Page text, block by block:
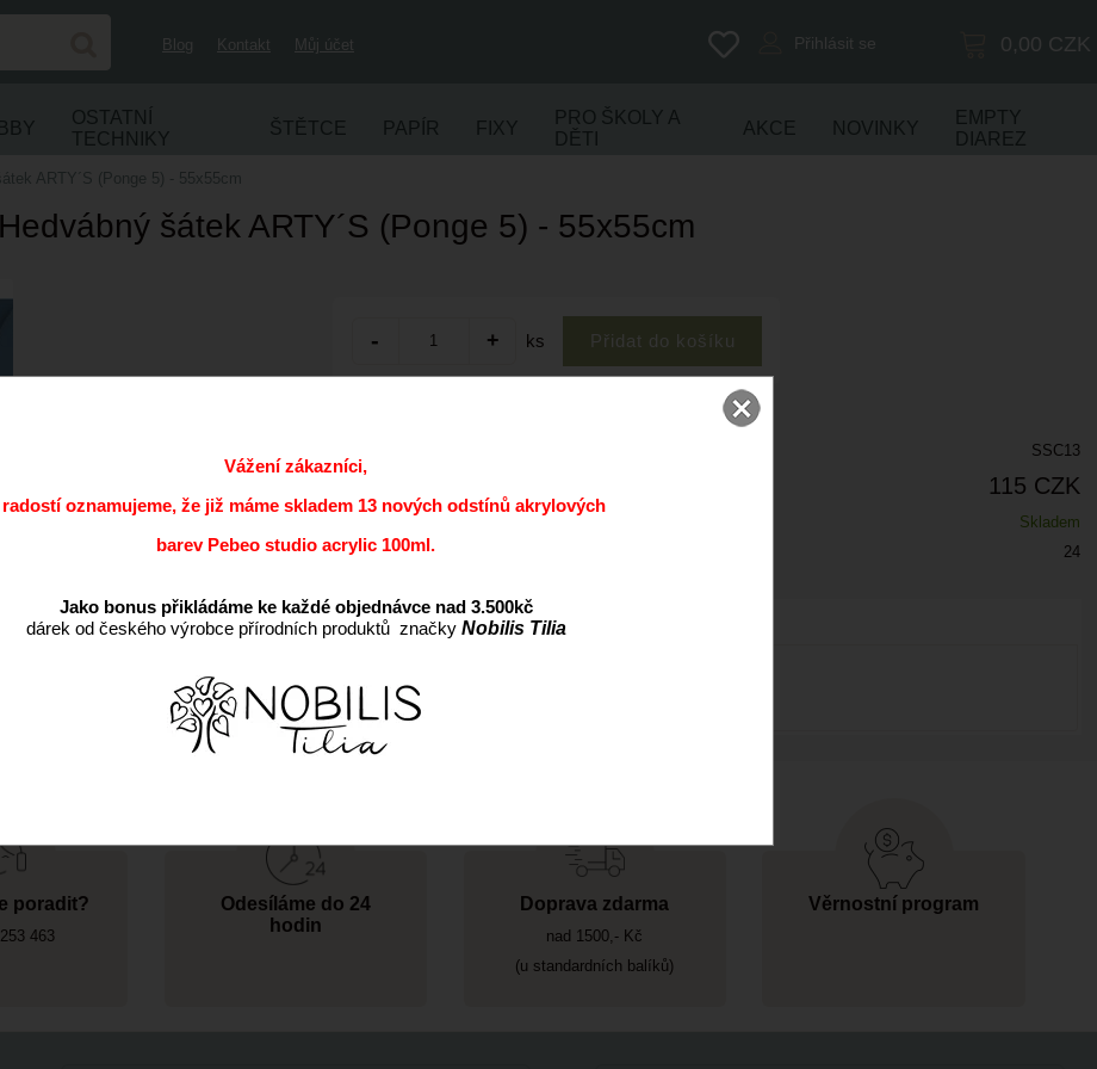
Blog Kontakt Můj účet 0,00 CZK
Přihlásit se
OSTATNÍ
TECHNIKY
ŠTĚTCE PAPÍR FIXY
PRO ŠKOLY A
DĚTI
AKCE NOVINKY
EMPTY
DIAREZ
ARTY´S (Ponge 5) - 55x55cm
šátek ARTY´S (Ponge 5) - 55x55cm
ks
SSC13
115 CZK
Skladem
Záruka:
24
22g/m2
poradit?
463
Odesíláme do 24
hodin
Doprava zdarma
nad 1500,- Kč
(u standardních balíků)
Věrnostní program
Vážení zákazníci,
radostí oznamujeme, že již máme skladem 13 nových odstínů akrylových
barev Pebeo studio acrylic 100ml.
Jako bonus přikládáme ke každé objednávce nad 3.500kč
dárek od českého výrobce přírodních produktů značky Nobilis Tilia